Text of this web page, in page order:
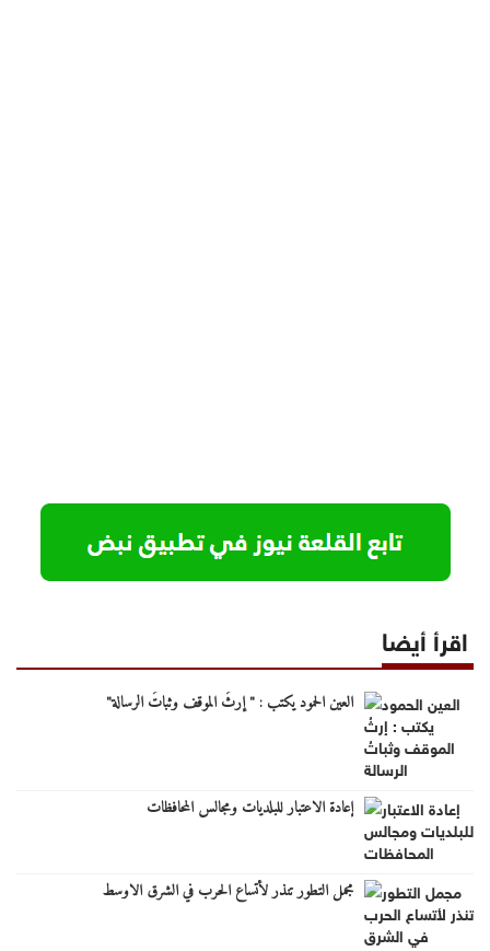
اقرأ أيضا
العين الحمود يكتب : " إرثُ الموقف وثباتُ الرسالة"
إعادة الاعتبار للبلديات ومجالس المحافظات
مجمل التطور تنذر لأتساع الحرب في الشرق الاوسط